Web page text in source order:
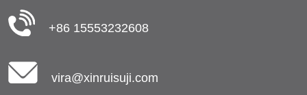
+86 15553232608
vira@xinruisuji.com